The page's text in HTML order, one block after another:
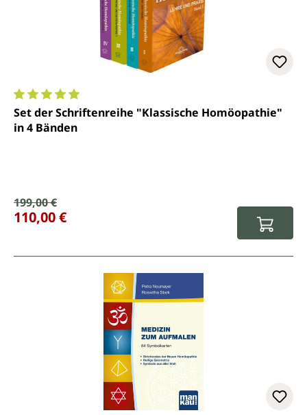
Durchschnittliche Bewertung von 5 von 5 Sternen
Set der Schriftenreihe "Klassische Homöopathie"
in 4 Bänden
Verkaufspreis:
Regulärer Preis:
199,00 €
110,00 €